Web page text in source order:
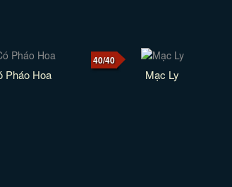
Pháo Hoa
40/40
Mạc Ly